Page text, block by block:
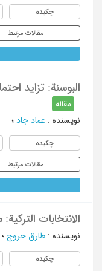
چکیده
مقالات مرتبط
البوسنة: تزاید
مقاله
نویسنده : عماد جاد ؛
چکیده
مقالات مرتبط
الانتخابات
نویسنده : طارق حروج ؛
چکیده